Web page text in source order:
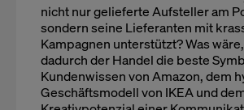
nicht nur gelieferte Aufsteller am
sondern seine Lieferanten mit
Kampagnen unterstützt? Was
dadurch der Handel die beste
Kundenwissen von Amazon, dem
Geschäftsmodell von IKEA und